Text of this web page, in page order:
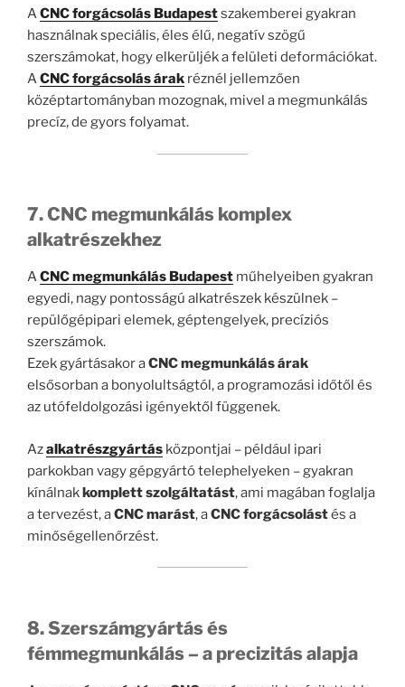
ACNC forgácsolás Budapestszakemberei gyakran
használnak speciális, éles élű, negatív szögű
szerszámokat, hogy elkerüljék a felületi deformációkat.
ACNC forgácsolás árak réznél jellemzően
középtartományban mozognak, mivel a megmunkálás
precíz, de gyors folyamat.
7. CNC megmunkálás komplex
alkatrészekhez
ACNC megmunkálás Budapest műhelyeiben gyakran
egyedi, nagy pontosságú alkatrészek készülnek –
repülőgépipari elemek, géptengelyek, precíziós
szerszámok.
Ezek gyártásakor aCNC megmunkálás árak
elsősorban a bonyolultságtól, a programozási időtől és
az utófeldolgozási igényektől függenek.
Azalkatrészgyártás központjai – például ipari
parkokban vagy gépgyártó telephelyeken – gyakran
kínálnakkomplett szolgáltatást, ami magában foglalja
a tervezést, aCNC marást, aCNC forgácsolástés a
minőségellenőrzést.
8. Szerszámgyártás és
fémmegmunkálás – a precizitás alapja